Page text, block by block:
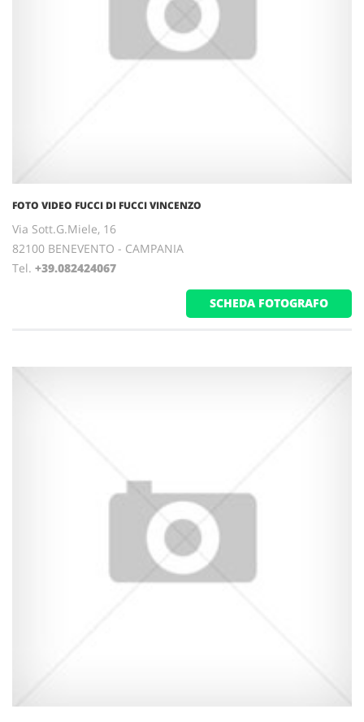
FOTO VIDEO FUCCI DI FUCCI VINCENZO
Via Sott.G.Miele, 16
82100 BENEVENTO - CAMPANIA
Tel. +39.082424067
SCHEDA FOTOGRAFO